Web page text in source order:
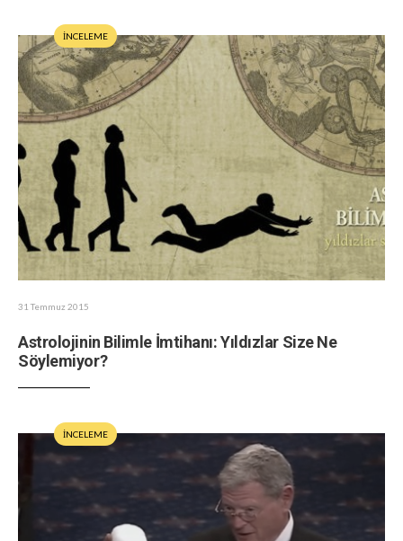
İNCELEME
31 Temmuz 2015
Astrolojinin Bilimle İmtihanı: Yıldızlar Size Ne
Söylemiyor?
İNCELEME